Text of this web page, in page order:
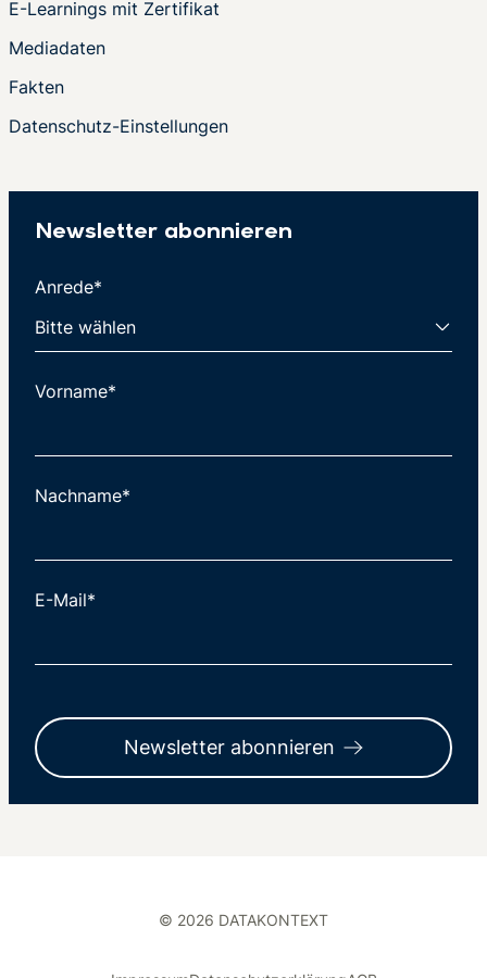
E-Learnings mit Zertifikat
Mediadaten
Fakten
Datenschutz-Einstellungen
Newsletter abonnieren
Anrede*
Vorname*
Nachname*
E-Mail*
Newsletter abonnieren
© 2026 DATAKONTEXT